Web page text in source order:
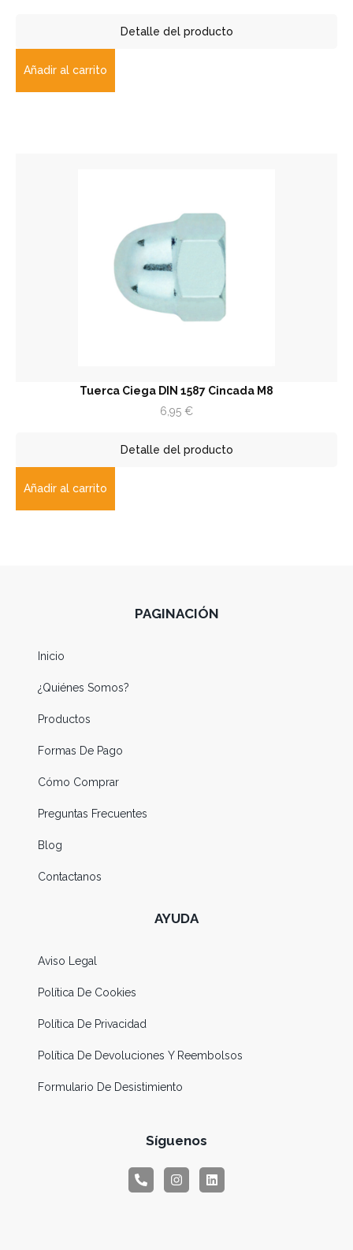
Detalle del producto
Añadir al carrito
Tuerca Ciega DIN 1587 Cincada M8
6,95 €
Detalle del producto
Añadir al carrito
PAGINACIÓN
Inicio
¿Quiénes Somos?
Productos
Formas De Pago
Cómo Comprar
Preguntas Frecuentes
Blog
Contactanos
AYUDA
Aviso Legal
Política De Cookies
Política De Privacidad
Política De Devoluciones Y Reembolsos
Formulario De Desistimiento
Síguenos